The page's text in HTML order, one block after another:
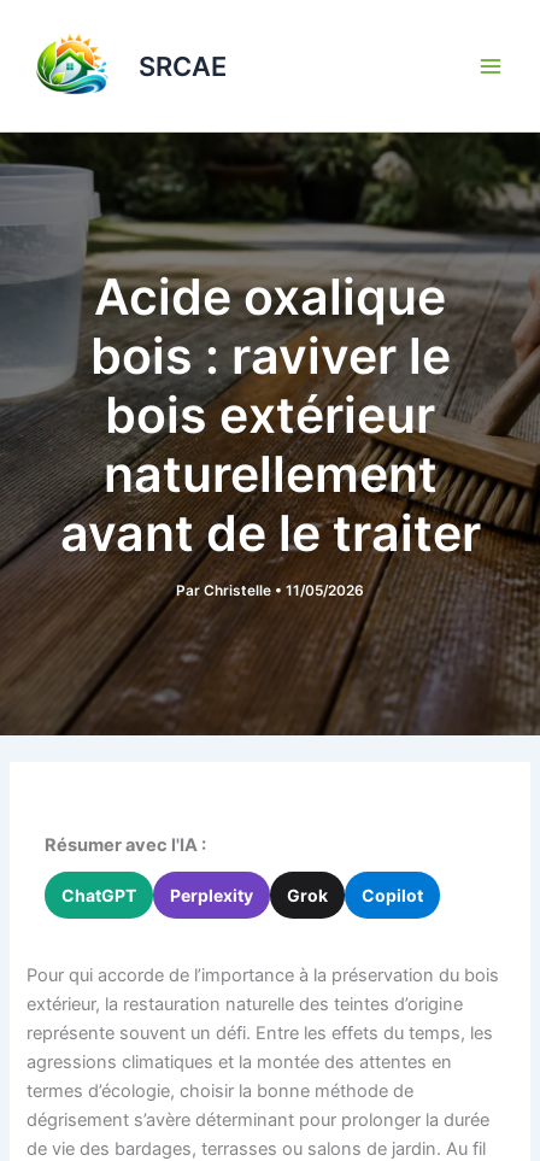
contenu
SRCAE
Acide oxalique
bois : raviver le
bois extérieur
naturellement
avant de le traiter
Par Christelle • 11/05/2026
Résumer avec l'IA :
ChatGPT Perplexity Grok Copilot
Pour qui accorde de l’importance à la préservation du bois
extérieur, la restauration naturelle des teintes d’origine
représente souvent un défi. Entre les effets du temps, les
agressions climatiques et la montée des attentes en
termes d’écologie, choisir la bonne méthode de
dégrisement s’avère déterminant pour prolonger la durée
de vie des bardages, terrasses ou salons de jardin. Au fil